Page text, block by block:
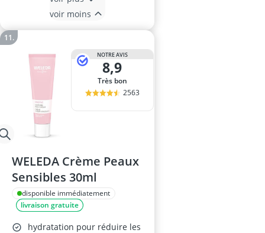
voir moins
NOTRE AVIS
8,9
Très bon
2563
WELEDA Crème Peaux
Sensibles 30ml
disponible immédiatement
livraison gratuite
hydratation pour réduire les